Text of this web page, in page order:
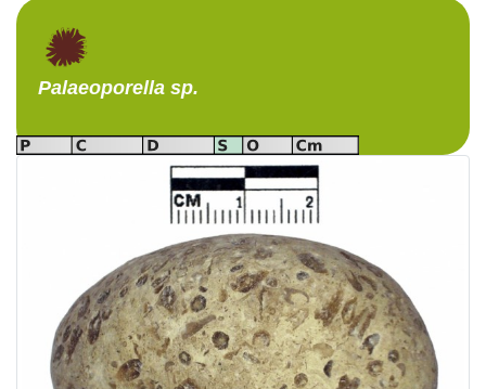
Palaeoporella sp.